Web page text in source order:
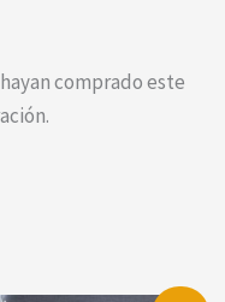
comprado este